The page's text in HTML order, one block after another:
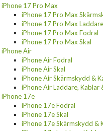
iPhone 17 Pro Max
iPhone 17 Pro Max
iPhone 17 Pro Max
iPhone 17 Pro Max Fodral
iPhone 17 Pro Max Skal
iPhone Air
iPhone Air Fodral
iPhone Air Skal
iPhone Air Skärmskydd &
iPhone Air Laddare, Kablar
iPhone 17e
iPhone 17e Fodral
iPhone 17e Skal
iPhone 17e Skärmskydd &